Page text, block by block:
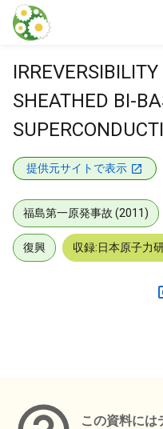
本文に飛ぶ
SHEATHED BI-
提供元サイトで表示
福島第一原発事故 (2011)
復興 収録:日本原子力
この資料には